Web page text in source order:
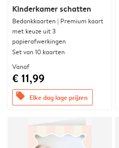
Kinderkamer schatten
Bedankkaarten | Premium kaart
met keuze uit 3
papierafwerkingen
Set van 10 kaarten
Vanaf
€ 11,99
offers Elke dag lage prijzen